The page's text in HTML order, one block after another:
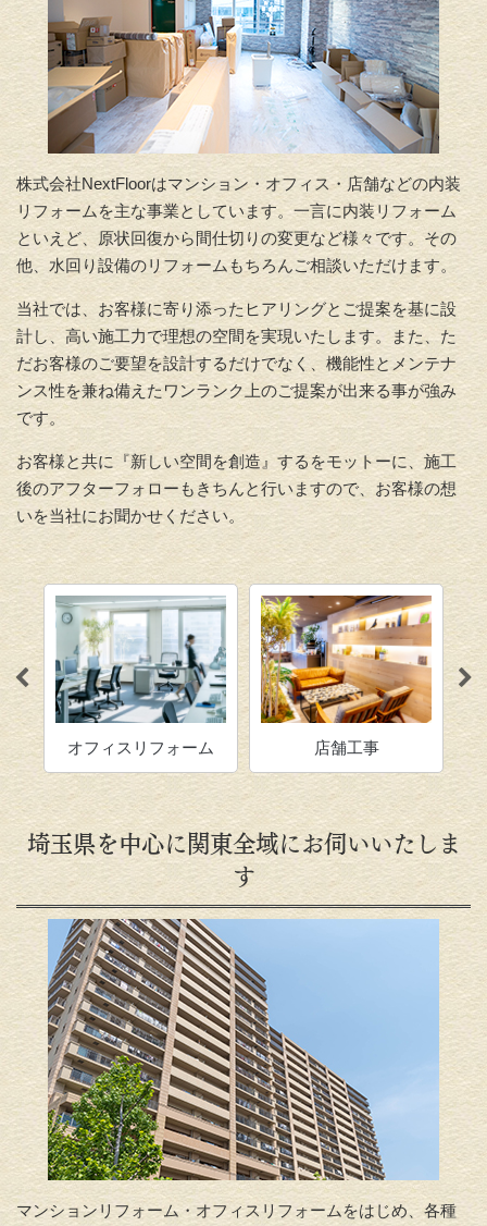
株式会社NextFloorはマンション・オフィス・店舗などの内装
リフォームを主な事業としています。一言に内装リフォーム
といえど、原状回復から間仕切りの変更など様々です。その
他、 水回り設備のリフォームもちろんご相談いただけます。
当社では、お客様に寄り添ったヒアリングとご提案を基に設
計し、高い施工力で理想の空間を実現いたします。また、た
だお客様のご要望を設計するだけでなく、機能性とメンテナ
ンス性を兼ね備えたワンランク上のご提案が出来る事が強み
です。
お客様と共に『新しい空間を創造』するをモットーに、施工
後のアフターフォローもきちんと行いますので、お客様の想
いを当社にお聞かせください。
オフィスリフォーム 店舗工事
埼玉県を中心に関東全域にお伺いいたしま
す
マンションリフォーム・オフィスリフォームをはじめ、各種